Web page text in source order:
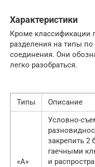
Характеристики
Кроме классификации
разделения на типы
соединения. Они
легко разобраться.
Типы Описание
«A»
Условно-
закрепить 2
гаечными
и